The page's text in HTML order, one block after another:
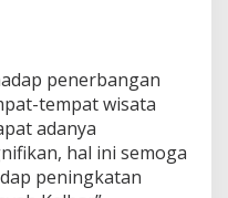
penerbangan
tempat wisata
adanya
hal ini semoga
peningkatan